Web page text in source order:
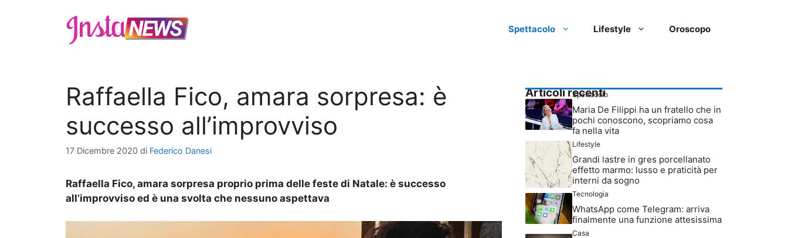
Spettacolo Lifestyle Oroscopo
Raffaella Fico, amara sorpresa: è
successo all’improvviso
17 Dicembre 2020 di Federico Danesi
Raffaella Fico, amara sorpresa proprio prima delle feste di Natale: è successo
all’improvviso ed è una svolta che nessuno aspettava
Articoli recenti
Spettacolo
Maria De Filippi ha un fratello che in
pochi conoscono, scopriamo cosa
fa nella vita
Lifestyle
Grandi lastre in gres porcellanato
effetto marmo: lusso e praticità per
interni da sogno
Tecnologia
WhatsApp come Telegram: arriva
finalmente una funzione attesissima
Casa